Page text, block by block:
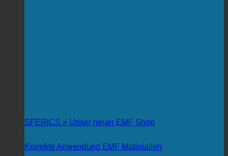
SFERICS » Unser neuer EMF Shop
Korrekte Anwendung EMF Materialien